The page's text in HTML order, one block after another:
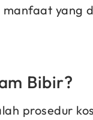
manfaat yang
Bibir?
prosedur